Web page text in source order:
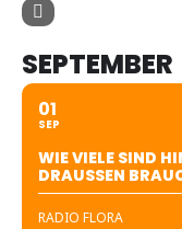
SEPTEMBER
01
SEP
WIE VIELE SIND
DRAUSSEN
RADIO FLORA